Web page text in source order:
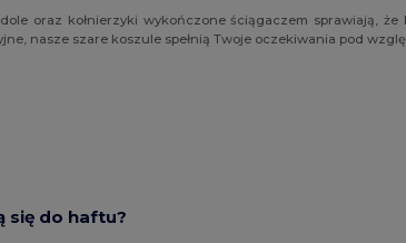
oraz kołnierzyki wykończone ściągaczem sprawiają,
nasze szare koszule spełnią Twoje oczekiwania pod
się do haftu?